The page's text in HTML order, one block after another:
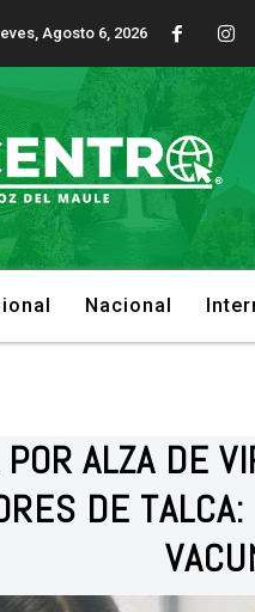
Agosto 6, 2026
Nacional
ALZA DE
DE